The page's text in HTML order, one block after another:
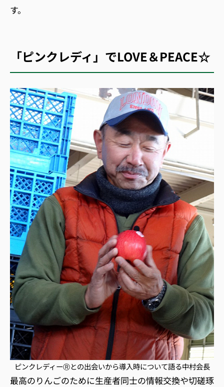
す。
「ピンクレディ」でLOVE＆PEACE☆
ピンクレディーⓇとの出会いから導入時について語る中村会長
最高のりんごのために生産者同士の情報交換や切磋琢